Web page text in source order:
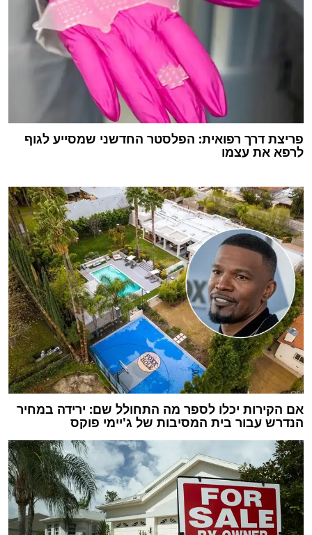
פריצת דרך רפואית: הפלסטר החדשני שמסייע לגוף
לרפא את עצמו
אם הקירות יכלו לספר מה התחולל שם: ירידה במחיר
הנדרש עבור בית המסיבות של ג'יימי פוקס